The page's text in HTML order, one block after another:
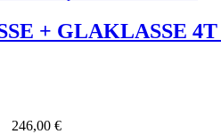
+ GLAKLASSE 4T
246,00 €